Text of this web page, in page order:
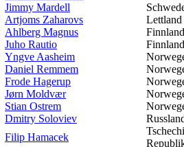
Jimmy Mardell
Artjoms Zaharovs
Lettland
Ahlberg Magnus
Finnland
Juho Rautio
Finnland
Yngve Aasheim
Daniel Remmem
Frode Hagerup
Jørn Moldvær
Stian Ostrem
Dmitry Soloviev
Filip Hamacek